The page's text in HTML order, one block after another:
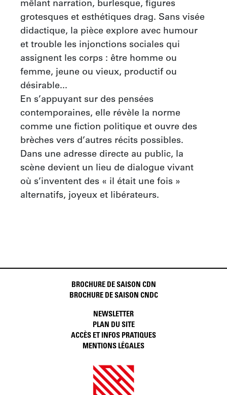
mêlant narration, burlesque, figures
grotesques et esthétiques drag. Sans visée
didactique, la pièce explore avec humour
et trouble les injonctions sociales qui
assignent les corps : être homme ou
femme, jeune ou vieux, productif ou
désirable...
En s’appuyant sur des pensées
contemporaines, elle révèle la norme
comme une fiction politique et ouvre des
brèches vers d’autres récits possibles.
Dans une adresse directe au public, la
scène devient un lieu de dialogue vivant
où s’inventent des « il était une fois »
alternatifs, joyeux et libérateurs.
BROCHURE DE SAISON CDN
BROCHURE DE SAISON CNDC
NEWSLETTER
PLAN DU SITE
ACCÈS ET INFOS PRATIQUES
MENTIONS LÉGALES